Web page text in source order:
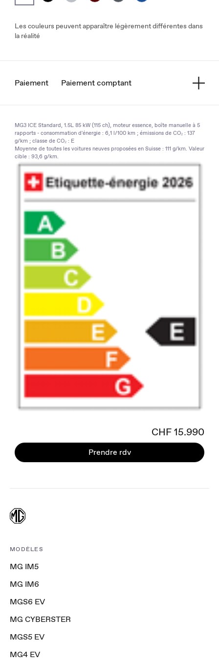
Les couleurs peuvent apparaître légèrement différentes dans
la réalité
Paiement Paiement comptant
MG3 ICE Standard, 1.5L 85 kW (115 ch), moteur essence, boîte manuelle à 5
rapports - consommation d'énergie : 6,1 l/100 km ; émissions de CO₂ : 137
g/km ; classe de CO₂ : E
Moyenne de toutes les voitures neuves proposées en Suisse : 111 g/km. Valeur
cible : 93,6 g/km.
CHF 15.990
Prendre rdv
MODÈLES
MG IM5
MG IM6
MGS6 EV
MG CYBERSTER
MGS5 EV
MG4 EV